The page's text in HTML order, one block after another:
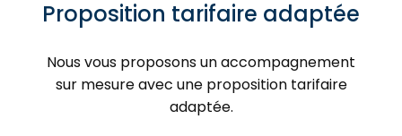
Proposition tarifaire adaptée
Nous vous proposons un accompagnement
sur mesure avec une proposition tarifaire
adaptée.